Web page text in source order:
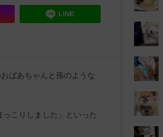
LINE
ばあちゃんと孫のような
こりしました」といった